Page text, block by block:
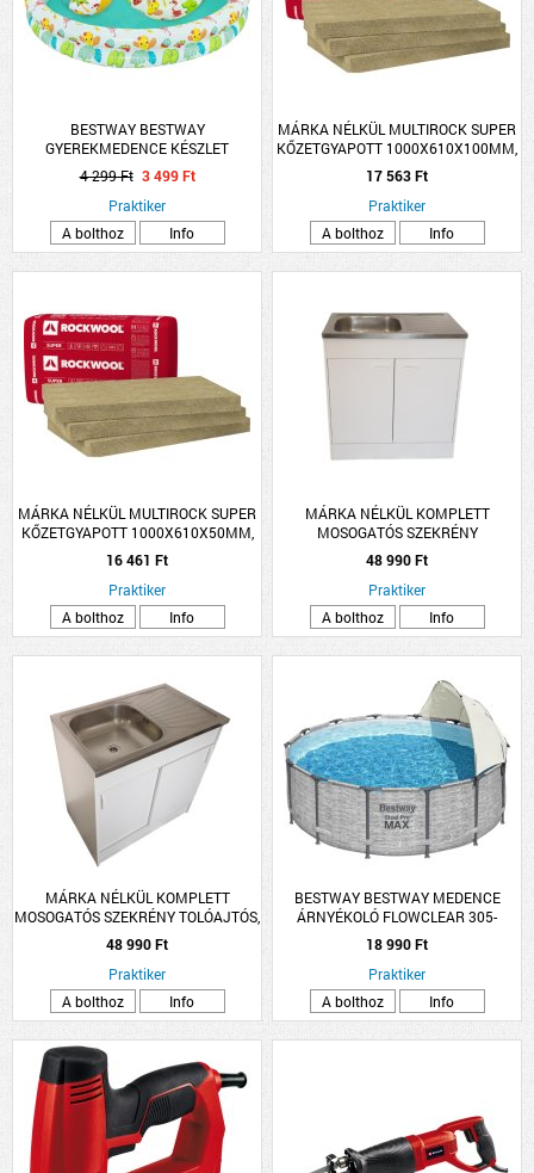
BESTWAY BESTWAY
GYEREKMEDENCE KÉSZLET
122X20CM
4 299 Ft 3 499 Ft
Praktiker
A bolthoz
Info
MÁRKA NÉLKÜL MULTIROCK SUPER
KŐZETGYAPOTT 1000X610X100MM,
0.039W/M-K
17 563 Ft
Praktiker
A bolthoz
Info
MÁRKA NÉLKÜL MULTIROCK SUPER
KŐZETGYAPOTT 1000X610X50MM,
0.039W/M-K
16 461 Ft
Praktiker
A bolthoz
Info
MÁRKA NÉLKÜL KOMPLETT
MOSOGATÓS SZEKRÉNY
NYÍLÓAJTÓS, EGYMEDENCÉS TÁLLAL
80X50CM FEHÉR
48 990 Ft
Praktiker
A bolthoz
Info
MÁRKA NÉLKÜL KOMPLETT
MOSOGATÓS SZEKRÉNY TOLÓAJTÓS,
EGYMEDENCÉS TÁLLAL 80X50CM
FEHÉR
48 990 Ft
Praktiker
A bolthoz
Info
BESTWAY BESTWAY MEDENCE
ÁRNYÉKOLÓ FLOWCLEAR 305-
549CM KEREK MEDENCÉKHEZ
18 990 Ft
Praktiker
A bolthoz
Info